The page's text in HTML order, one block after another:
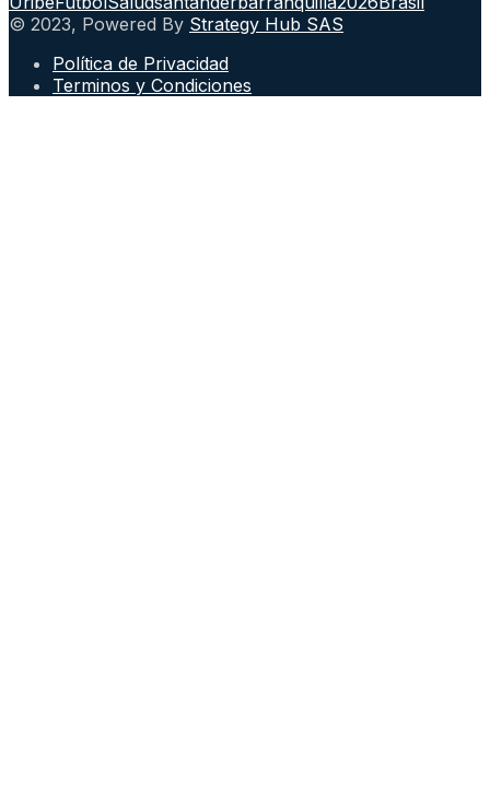
© 2023, Powered By Strategy Hub SAS
Política de Privacidad
Terminos y Condiciones